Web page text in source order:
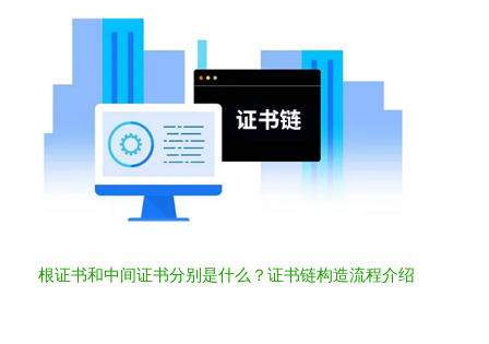
根证书和中间证书分别是什么？证书链构造流程介绍